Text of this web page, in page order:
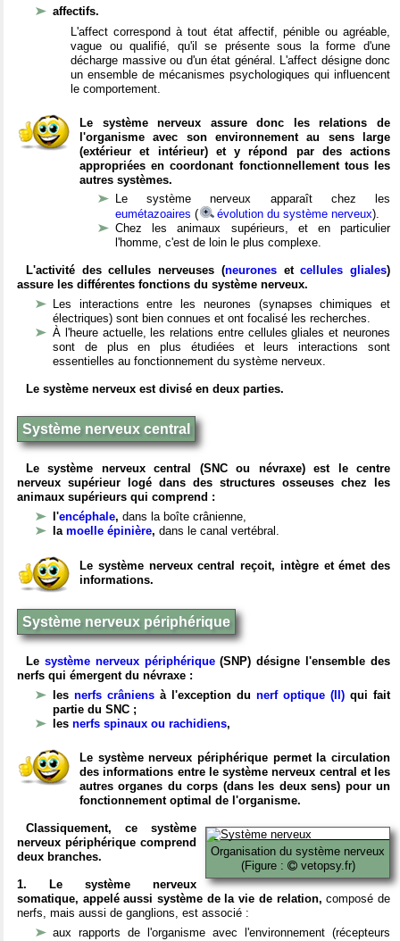
affectifs.
L'affect correspond à tout état affectif, pénible ou agréable,
vague ou qualifié, qu'il se présente sous la forme d'une
décharge massive ou d'un état général. L'affect désigne donc
un ensemble de mécanismes psychologiques qui influencent
le comportement.
Le système nerveux assure donc les relations de
l'organisme avec son environnement au sens large
(extérieur et intérieur) et y répond par des actions
appropriées en coordonant fonctionnellement tous les
autres systèmes.
Le système nerveux apparaît chez les
eumétazoaires ( évolution du système nerveux).
Chez les animaux supérieurs, et en particulier
l'homme, c'est de loin le plus complexe.
L'activité des cellules nerveuses (neuronesetcellules gliales)
assure les différentes fonctions du système nerveux.
Les interactions entre les neurones (synapses chimiques et
électriques) sont bien connues et ont focalisé les recherches.
À l'heure actuelle, les relations entre cellules gliales et neurones
sont de plus en plus étudiées et leurs interactions sont
essentielles au fonctionnement du système nerveux.
Le système nerveux est divisé en deux parties.
Système nerveux central
Le système nerveux central (SNC ou névraxe) est le centre
nerveux supérieur logé dans des structures osseuses chez les
animaux supérieurs qui comprend :
l'encéphale, dans la boîte crânienne,
la moelle épinière, dans le canal vertébral.
Le système nerveux central reçoit, intègre et émet des
informations.
Système nerveux périphérique
Le système nerveux périphérique(SNP) désigne l'ensemble des
nerfs qui émergent du névraxe :
les nerfs crâniens à l'exception du nerf optique (II) qui fait
partie du SNC ;
les nerfs spinaux ou rachidiens,
Le système nerveux périphérique permet la circulation
des informations entre le système nerveux central et les
autres organes du corps (dans les deux sens) pour un
fonctionnement optimal de l'organisme.
Organisation du système nerveux
(Figure :
vetopsy.fr)
Classiquement, ce système
nerveux périphérique comprend
deux branches.
1. Le système nerveux
somatique, appelé aussi système de la vie de relation, composé de
nerfs, mais aussi de ganglions, est associé :
aux rapports de l'organisme avec l'environnement (récepteurs